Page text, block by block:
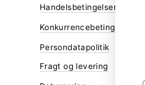
Handelsbetingelser
Konkurrencebetingelser
Persondatapolitik
Fragt og levering